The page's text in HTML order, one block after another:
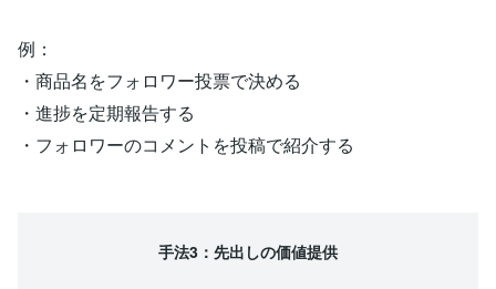
例：
・商品名をフォロワー投票で決める
・進捗を定期報告する
・フォロワーのコメントを投稿で紹介する
手法3：先出しの価値提供